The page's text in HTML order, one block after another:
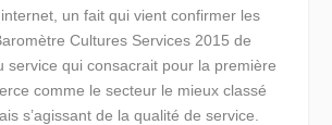
internet, un fait qui vient confirmer les
Cultures Services 2015 de
service qui consacrait pour la première
comme le secteur le mieux classé
s’agissant de la qualité de service.